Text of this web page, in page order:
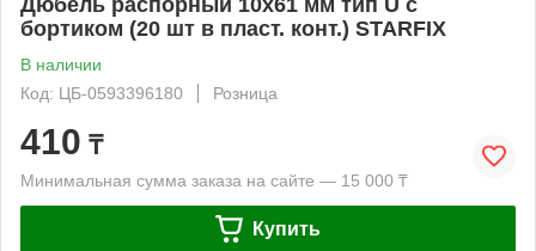
бортиком (20 шт в пласт. конт.) STARFIX
В наличии
Код: ЦБ-0593396180
Розница
410 ₸
Минимальная сумма заказа на сайте — 15 000 ₸
Купить